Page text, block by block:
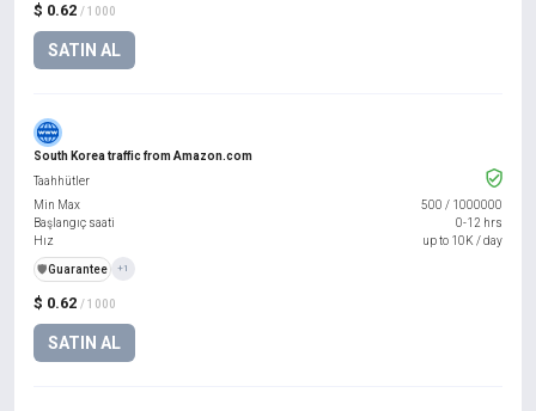
$ 0.62 / 1000
SATIN AL
South Korea traffic from Amazon.com
$ 0.62 / 1000
SATIN AL
Taahhütler
Min Max
500 / 1000000
Başlangıç saati
0-12 hrs
Hız
up to 10K / day
️🛡️Guarantee +1